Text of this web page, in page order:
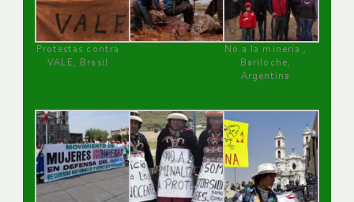
Protestas contra
VALE, Brasil
No a la minería ,
Bariloche,
Argentina